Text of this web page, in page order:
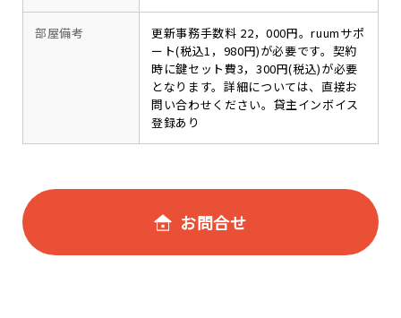
部屋備考
更新事務手数料 22，000円。ruumサポ
ート(税込1，980円)が必要です。契約
時に鍵セット費3，300円(税込)が必要
となります。詳細については、直接お
問い合わせください。貸主インボイス
登録あり
お問合せ